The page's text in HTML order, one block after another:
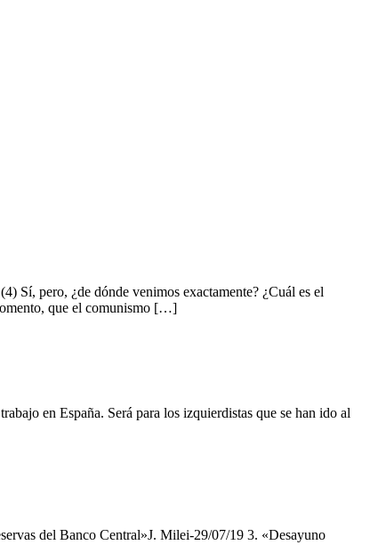
Sí, pero, ¿de dónde venimos exactamente? ¿Cuál es el
que el comunismo […]
en España. Será para los izquierdistas que se han ido al
del Banco Central»J. Milei-29/07/19 3. «Desayuno